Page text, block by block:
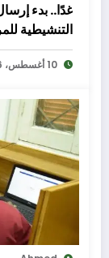
غدًا.. بدء
التنشيطية
الوطن»
10 أغسطس، 2026